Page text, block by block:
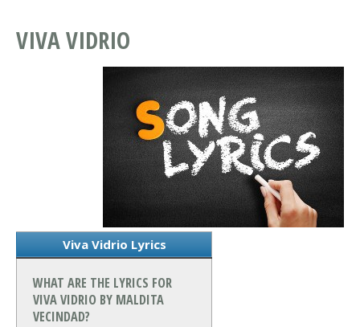
VIVA VIDRIO
Viva Vidrio Lyrics
WHAT ARE THE LYRICS FOR
VIVA VIDRIO BY MALDITA
VECINDAD?